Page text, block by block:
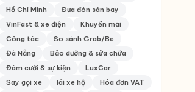
Hồ Chí Minh
Đưa đón sân bay
VinFast & xe điện
Khuyến mãi
Công tác
So sánh Grab/Be
Đà Nẵng
Bảo dưỡng & sửa chữa
Đám cưới & sự kiện
LuxCar
Say gọi xe
lái xe hộ
Hóa đơn VAT